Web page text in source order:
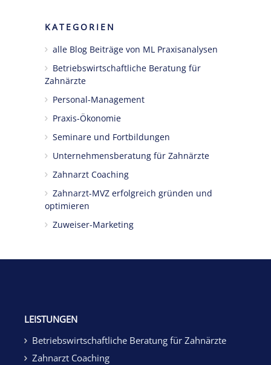
KATEGORIEN
alle Blog Beiträge von ML Praxisanalysen
Betriebswirtschaftliche Beratung für
Zahnärzte
Personal-Management
Praxis-Ökonomie
Seminare und Fortbildungen
Unternehmensberatung für Zahnärzte
Zahnarzt Coaching
Zahnarzt-MVZ erfolgreich gründen und
optimieren
Zuweiser-Marketing
LEISTUNGEN
Betriebswirtschaftliche Beratung für Zahnärzte
Zahnarzt Coaching